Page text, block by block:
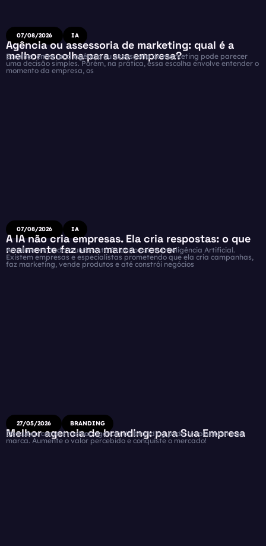
07/08/2026 IA
Agência ou assessoria de marketing: qual é a
melhor escolha para sua empresa?
Escolher entre uma agência ou assessoria de marketing pode parecer
uma decisão simples. Porém, na prática, essa escolha envolve entender o
momento da empresa, os
07/08/2026 IA
A IA não cria empresas. Ela cria respostas: o que
realmente faz uma marca crescer
Atualmente, todo mundo está falando sobre Inteligência Artificial.
Existem empresas e especialistas prometendo que ela cria campanhas,
faz marketing, vende produtos e até constrói negócios
27/05/2026 BRANDING
Melhor agencia de branding: para Sua Empresa
Descubra como a melhor agencia de branding pode revolucionar sua
marca. Aumente o valor percebido e conquiste o mercado!